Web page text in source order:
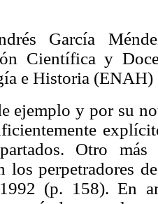
García
Científica y
e Historia (ENAH)
ejemplo y por su
Otro
los perpetradores
(p. 158). En